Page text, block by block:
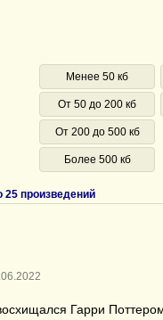
Менее 50 кб
От 50 до 200 кб
От 200 до 500 кб
Более 500 кб
25 произведений
Гарри